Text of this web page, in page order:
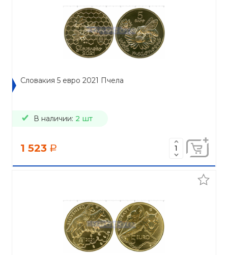
Словакия 5 евро 2021 Пчела
В наличии: 2 шт
1 523 a